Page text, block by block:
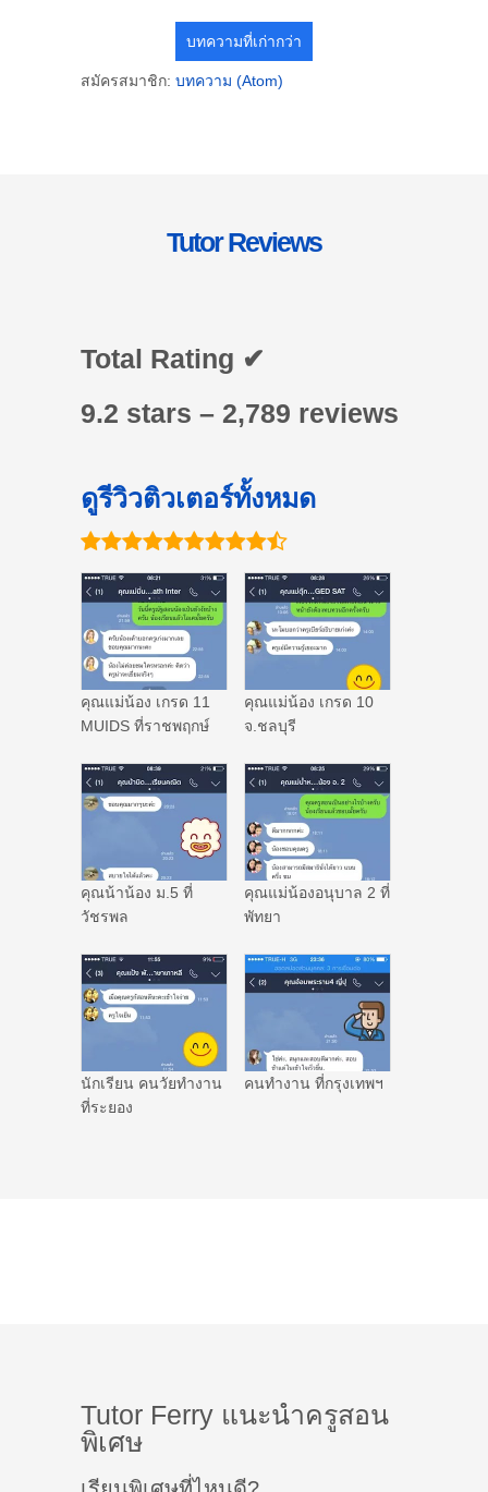
บทความที่เก่ากว่า
สมัครสมาชิก: บทความ (Atom)
Tutor Reviews
Total Rating ✔
9.2 stars – 2,789 reviews
ดูรีวิวติวเตอร์ทั้งหมด
คุณแม่น้อง เกรด 11
MUIDS ที่ราชพฤกษ์
คุณแม่น้อง เกรด 10
จ.ชลบุรี
คุณน้าน้อง ม.5 ที่
วัชรพล
คุณแม่น้องอนุบาล 2 ที่
พัทยา
นักเรียน คนวัยทำงาน
ที่ระยอง
คนทำงาน ที่กรุงเทพฯ
Tutor Ferry แนะนำครูสอน
พิเศษ